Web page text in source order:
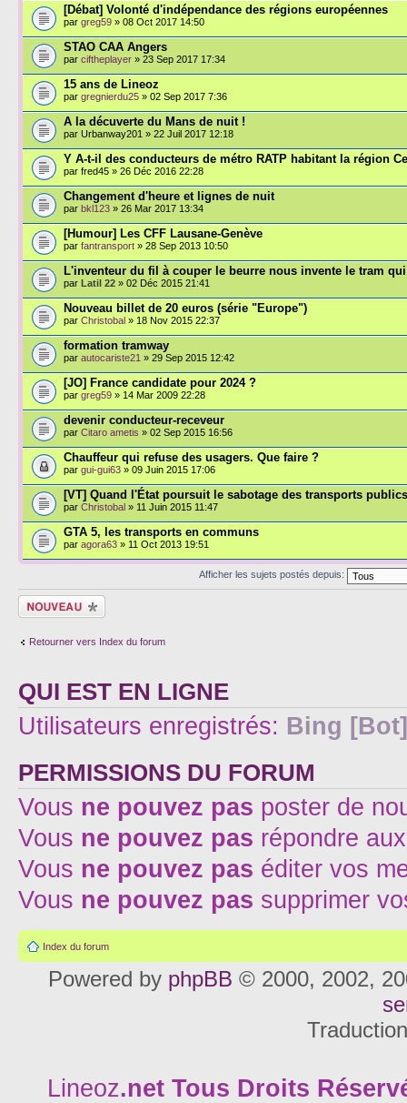
[Débat] Volonté d'indépendance des régions européennes
par greg59 » 08 Oct 2017 14:50
STAO CAA Angers
par ciftheplayer » 23 Sep 2017 17:34
15 ans de Lineoz
par gregnierdu25 » 02 Sep 2017 7:36
A la décuverte du Mans de nuit !
par Urbanway201 » 22 Juil 2017 12:18
Y A-t-il des conducteurs de métro RATP habitant la région
par fred45 » 26 Déc 2016 22:28
Changement d'heure et lignes de nuit
par bkl123 » 26 Mar 2017 13:34
[Humour] Les CFF Lausane-Genève
par fantransport » 28 Sep 2013 10:50
L'inventeur du fil à couper le beurre nous invente le tram
par Latil 22 » 02 Déc 2015 21:41
Nouveau billet de 20 euros (série "Europe")
par Christobal » 18 Nov 2015 22:37
formation tramway
par autocariste21 » 29 Sep 2015 12:42
[JO] France candidate pour 2024 ?
par greg59 » 14 Mar 2009 22:28
devenir conducteur-receveur
par Citaro ametis » 02 Sep 2015 16:56
Chauffeur qui refuse des usagers. Que faire ?
par gui-gui63 » 09 Juin 2015 17:06
[VT] Quand l'État poursuit le sabotage des transports
par Christobal » 11 Juin 2015 11:47
GTA 5, les transports en communs
par agora63 » 11 Oct 2013 19:51
Afficher les sujets postés depuis:
Écrire un nouveau
sujet
Retourner vers Index du forum
QUI EST EN LIGNE
Utilisateurs enregistrés: Bing [Bot]
PERMISSIONS DU FORUM
Vous ne pouvez pas poster de
Vous ne pouvez pas répondre
Vous ne pouvez pas éditer vos
Vous ne pouvez pas supprimer
Index du forum
Powered by phpBB © 2000, 2002,
Lineoz.net Tous Droits